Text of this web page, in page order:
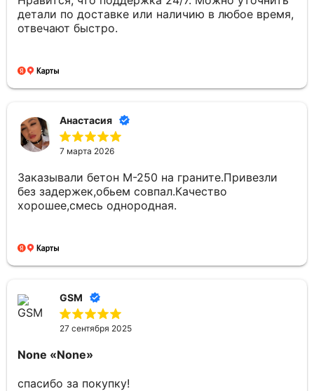
детали по доставке или наличию в любое время,
отвечают быстро.
Анастасия
7 марта 2026
Заказывали бетон М-250 на граните.Привезли
без задержек,обьем совпал.Качество
хорошее,смесь однородная.
GSM
27 сентября 2025
None «None»
спасибо за покупку!